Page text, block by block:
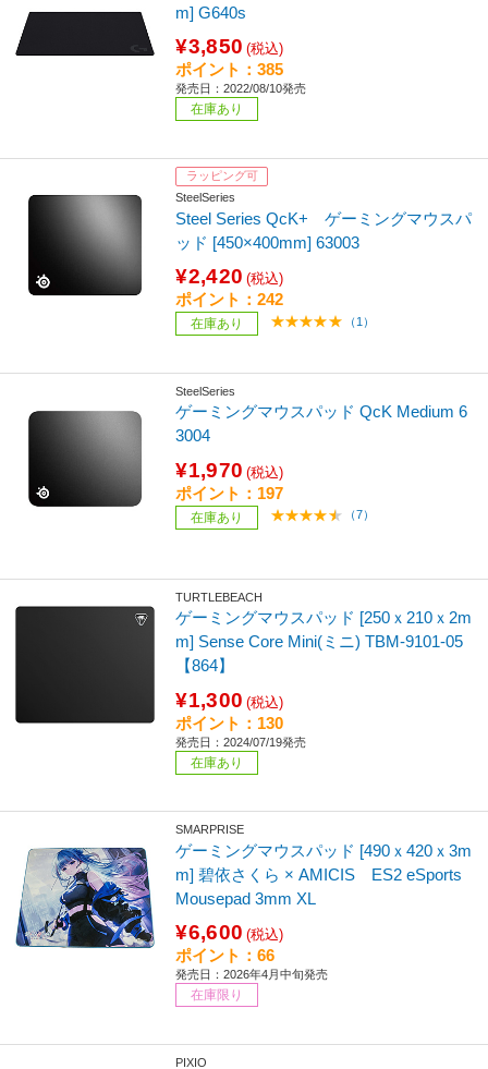
m] G640s
¥3,850 (税込)
ポイント：385
発売日：2022/08/10発売
在庫あり
ラッピング可
SteelSeries
Steel Series QcK+ ゲーミングマウスパ
ッド [450×400mm] 63003
¥2,420 (税込)
ポイント：242
在庫あり （1）
SteelSeries
ゲーミングマウスパッド QcK Medium 6
3004
¥1,970 (税込)
ポイント：197
在庫あり （7）
TURTLEBEACH
ゲーミングマウスパッド [250ｘ210ｘ2m
m] Sense Core Mini(ミニ) TBM-9101-05
【864】
¥1,300 (税込)
ポイント：130
発売日：2024/07/19発売
在庫あり
SMARPRISE
ゲーミングマウスパッド [490ｘ420ｘ3m
m] 碧依さくら × AMICIS ES2 eSports
Mousepad 3mm XL
¥6,600 (税込)
ポイント：66
発売日：2026年4月中旬発売
在庫限り
PIXIO